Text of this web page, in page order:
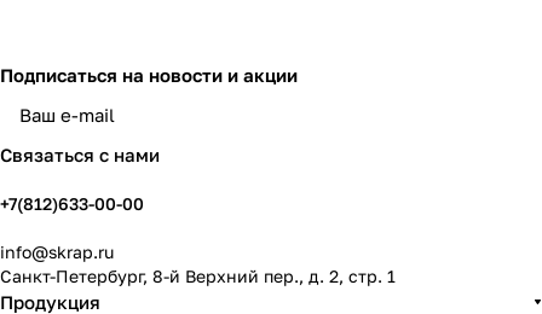
Подписаться на новости и акции
Связаться с нами
+7(812)633-00-00
info@skrap.ru
Санкт-Петербург, 8-й Верхний пер., д. 2, стр. 1
Продукция